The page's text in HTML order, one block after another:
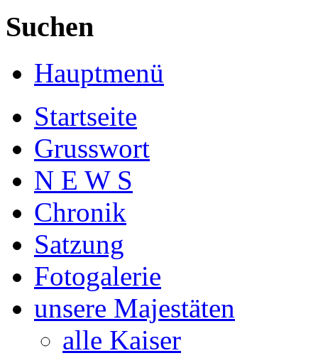
Suchen
Hauptmenü
Startseite
Grusswort
N E W S
Chronik
Satzung
Fotogalerie
unsere Majestäten
alle Kaiser